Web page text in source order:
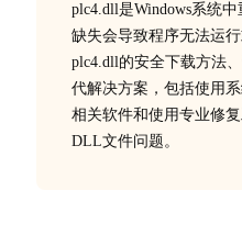
plc4.dll是Windows系统
缺失会导致程序无法运
plc4.dll的安全下载方法
代解决方案，包括使用
相关软件和使用专业修
DLL文件问题。